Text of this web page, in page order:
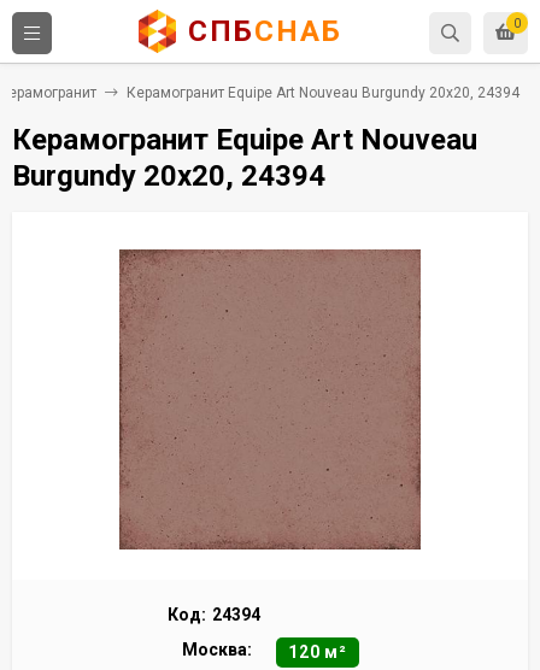
0
СПБСНАБ
Керамогранит Керамогранит Equipe Art Nouveau Burgundy 20x20, 24394
Керамогранит Equipe Art Nouveau
Burgundy 20x20, 24394
Код: 24394
Москва:
120 м²